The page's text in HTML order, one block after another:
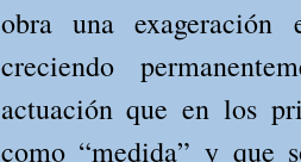
obra una
creciendo
actuación que en los
como “medida” y que